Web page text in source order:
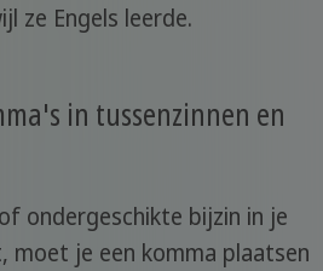
ze Engels leerde.
in tussenzinnen en
ondergeschikte bijzin in je
moet je een komma plaatsen